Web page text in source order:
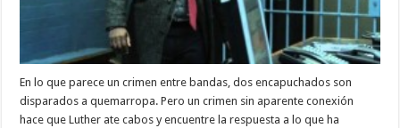
En lo que parece un crimen entre bandas, dos encapuchados son
disparados a quemarropa. Pero un crimen sin aparente conexión
hace que Luther ate cabos y encuentre la respuesta a lo que ha